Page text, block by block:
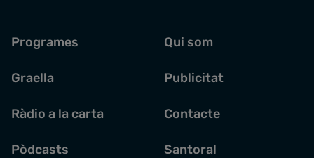
Programes
Graella
Ràdio a la carta
Pòdcasts
Qui som
Publicitat
Contacte
Santoral